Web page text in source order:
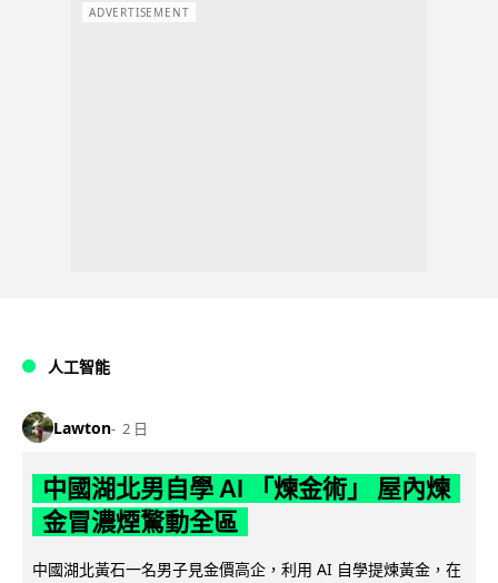
ADVERTISEMENT
人工智能
Lawton 2 日
中國湖北男自學 AI 「煉金術」 屋內煉
金冒濃煙驚動全區
中國湖北黃石一名男子見金價高企，利用 AI 自學提煉黃金，在